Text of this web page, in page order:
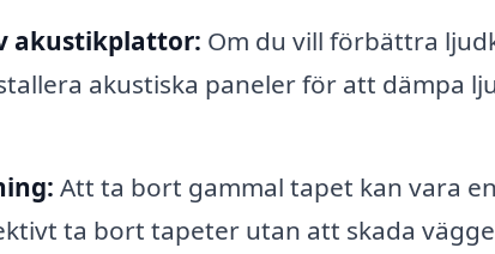
akustikplattor: Om du vill förbättra
akustiska paneler för att dämpa
Att ta bort gammal tapet kan vara
ta bort tapeter utan att skada